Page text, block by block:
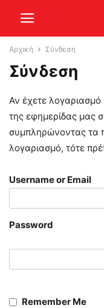
Αρχική Σύνδεση
Σύνδεση
Αν έχετε λογαριασμό
της εφημερίδας μας
συμπληρώνοντας τα
λογαριασμό, τότε
Username or Email
Password
Remember Me